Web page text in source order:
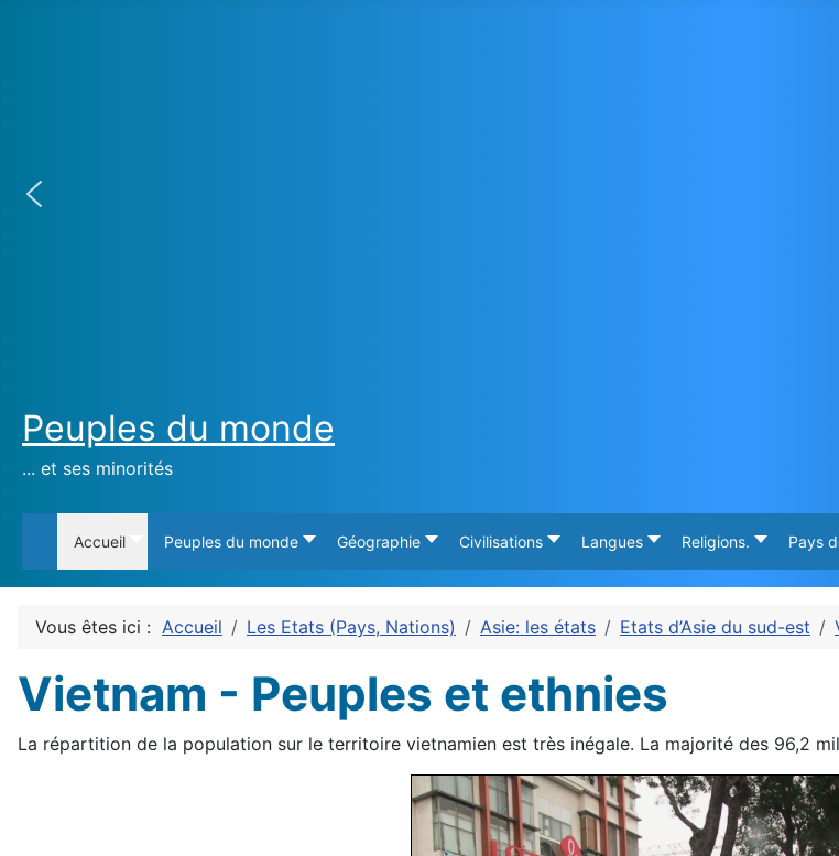
Peuples du monde
... et ses minorités
Accueil Peuples du monde Géographie Civilisations Langues Religions. Pays
Vous êtes ici : Accueil Les Etats (Pays, Nations) Asie: les états Etats d’Asie du sud-est
Vietnam - Peuples et ethnies
La répartition de la population sur le territoire vietnamien est très inégale. La majorité des 96,2